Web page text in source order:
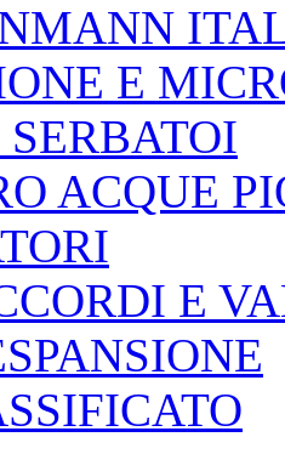
E
ACQUE
E